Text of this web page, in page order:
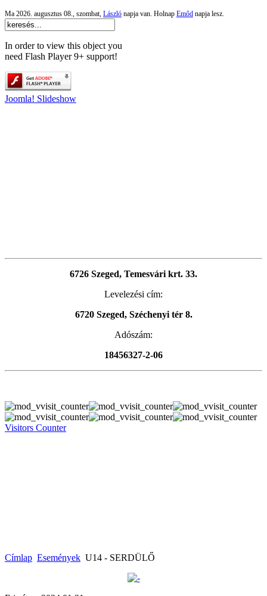
Ma 2026. augusztus 08., szombat, László napja van. Holnap Emőd napja lesz.
In order to view this object you
need Flash Player 9+ support!
Joomla! Slideshow
6726 Szeged, Temesvári krt. 33.
Levelezési cím:
6720 Szeged, Széchenyi tér 8.
Adószám:
18456327-2-06
Visitors Counter
Címlap Események U14 - SERDÜLŐ